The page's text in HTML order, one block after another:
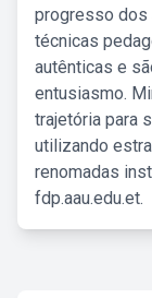
progresso dos
técnicas
autênticas e
entusiasmo.
trajetória para
utilizando
renomadas
fdp.aau.edu.et.